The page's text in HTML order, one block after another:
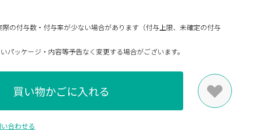
の付与数・付与率が少ない場合があります（付与上限、未確定の付与
パッケージ・内容等予告なく変更する場合がございます。
買い物かごに入れる
合わせる